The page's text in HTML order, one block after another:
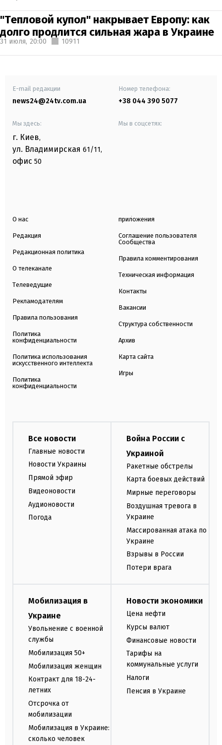
"Тепловой купол" накрывает Европу: как
долго продлится сильная жара в Украине
31 июля, 20:00 10911
E-mail редакции
news24@24tv.com.ua
Номер телефона:
+38 044 390 5077
Мы здесь:
г. Киев,
ул. Владимирская 61/11,
офис 50
Мы в соцсетях:
О нас
Редакция
Редакционная политика
О телеканале
Телеведущие
Рекламодателям
Правила пользования
Политика
конфиденциальности
Политика использования
искусственного интеллекта
Политика
конфиденциальности
приложения
Соглашение пользователя
Сообщества
Правила комментирования
Техническая информация
Контакты
Вакансии
Структура собственности
Архив
Карта сайта
Игры
Все новости
Главные новости
Новости Украины
Прямой эфир
Видеоновости
Аудионовости
Погода
Война России с
Украиной
Ракетные обстрелы
Карта боевых действий
Мирные переговоры
Воздушная тревога в
Украине
Массированная атака по
Украине
Взрывы в России
Потери врага
Мобилизация в
Украине
Увольнение с военной
службы
Мобилизация 50+
Мобилизация женщин
Контракт для 18-24-
летних
Отсрочка от
мобилизации
Мобилизация в Украине:
сколько человек
Новости экономики
Цена нефти
Курсы валют
Финансовые новости
Тарифы на
коммунальные услуги
Налоги
Пенсия в Украине